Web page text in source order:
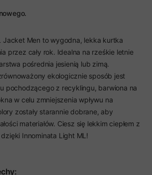
Jacket Men to wygodna, lekka kurtka
przez cały rok. Idealna na rześkie letnie
pośrednia jesienią lub zimą.
ekologicznie sposób jest
pochodzącego z recyklingu, barwiona na
w celu zmniejszenia wpływu na
zostały starannie dobrane, aby
materiałów. Ciesz się lekkim ciepłem z
Innominata Light ML!